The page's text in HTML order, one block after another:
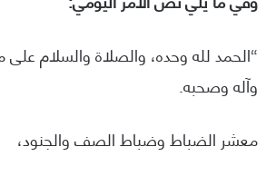
“الحمد لله وحده، والصلاة والسلام على
وآله وصحبه.
معشر الضباط وضباط الصف والجنود،